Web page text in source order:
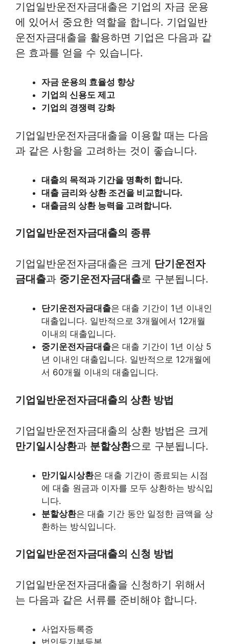
기업일반운전자금대출은 기업의 자금 운용
에 있어서 중요한 역할을 합니다. 기업일반
운전자금대출을 활용하면 기업은 다음과 같
은 효과를 얻을 수 있습니다.
자금 운용의 효율성 향상
기업의 신용도 제고
기업의 경쟁력 강화
기업일반운전자금대출을 이용할 때는 다음
과 같은 사항을 고려하는 것이 좋습니다.
대출의 목적과 기간을 명확히 합니다.
대출 금리와 상환 조건을 비교합니다.
대출금의 상환 능력을 고려합니다.
기업일반운전자금대출의 종류
기업일반운전자금대출은 크게 단기운전자
금대출과 중기운전자금대출로 구분됩니다.
단기운전자금대출은 대출 기간이 1년 이내인
대출입니다. 일반적으로 3개월에서 12개월
이내의 대출입니다.
중기운전자금대출은 대출 기간이 1년 이상 5
년 이내인 대출입니다. 일반적으로 12개월에
서 60개월 이내의 대출입니다.
기업일반운전자금대출의 상환 방법
기업일반운전자금대출의 상환 방법은 크게
만기일시상환과 분할상환으로 구분됩니다.
만기일시상환은 대출 기간이 종료되는 시점
에 대출 원금과 이자를 모두 상환하는 방식입
니다.
분할상환은 대출 기간 동안 일정한 금액을 상
환하는 방식입니다.
기업일반운전자금대출의 신청 방법
기업일반운전자금대출을 신청하기 위해서
는 다음과 같은 서류를 준비해야 합니다.
사업자등록증